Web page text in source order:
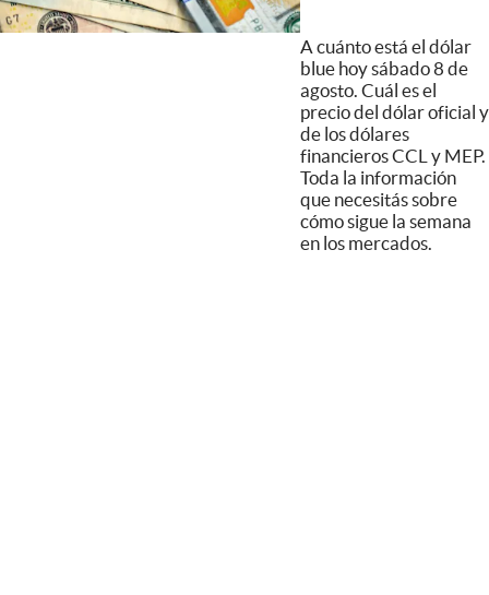
A cuánto está el dólar
blue hoy sábado 8 de
agosto. Cuál es el
precio del dólar oficial y
de los dólares
financieros CCL y MEP.
Toda la información
que necesitás sobre
cómo sigue la semana
en los mercados.